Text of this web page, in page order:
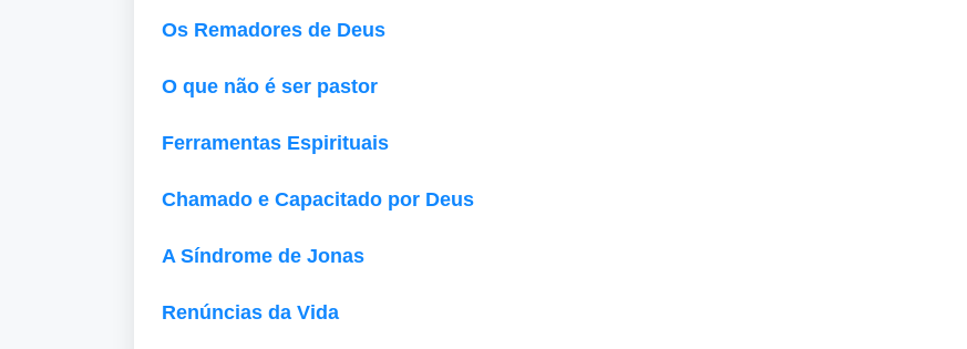
Os Remadores de Deus
O que não é ser pastor
Ferramentas Espirituais
Chamado e Capacitado por Deus
A Síndrome de Jonas
Renúncias da Vida